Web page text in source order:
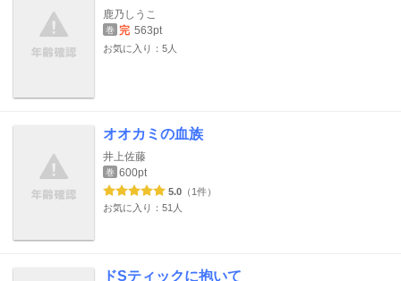
鹿乃しうこ
巻 完 563pt
お気に入り：5人
オオカミの血族
井上佐藤
巻 600pt
5.0 （1件）
お気に入り：51人
ドSティックに抱いて